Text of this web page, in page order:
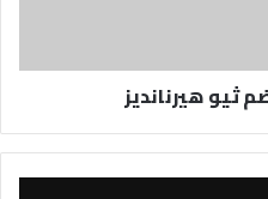
ثيو هيرنانديز